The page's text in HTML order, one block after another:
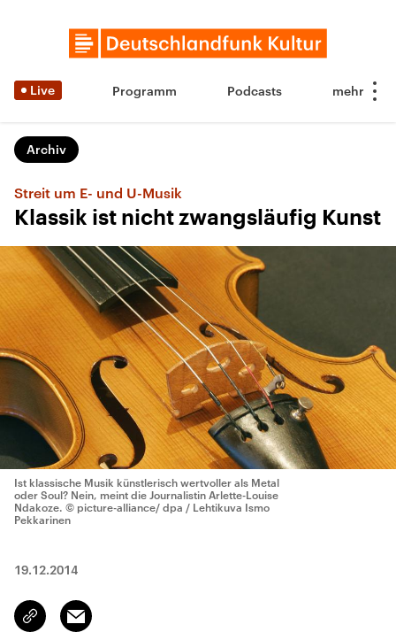
Live Programm Podcasts
Archiv
Streit um E- und U-Musik
Klassik ist nicht zwangsläufig Kunst
Ist klassische Musik künstlerisch wertvoller als Metal
oder Soul? Nein, meint die Journalistin Arlette-Louise
Ndakoze. © picture-alliance/ dpa / Lehtikuva Ismo
Pekkarinen
19.12.2014
Link
kopieren/teilen
Email